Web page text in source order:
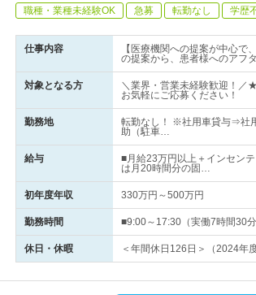
職種・業種未経験OK 急募 転勤なし 学歴
仕事内容
【医療機関への提案が中心
の提案から、患者様へのアフ
対象となる方
＼業界・営業未経験歓迎！
お気軽にご応募ください！
勤務地
転勤なし！ ※社用車貸与⇒社
助（駐車…
給与
■月給23万円以上＋インセン
は月20時間分の固…
初年度年収 330万円～500万円
勤務時間 ■9:00～17:30（実働7時間
休日・休暇 ＜年間休日126日＞（2024年